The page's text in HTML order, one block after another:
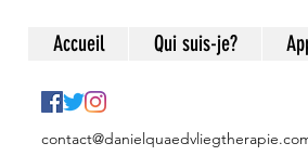
Accueil Qui suis-je?